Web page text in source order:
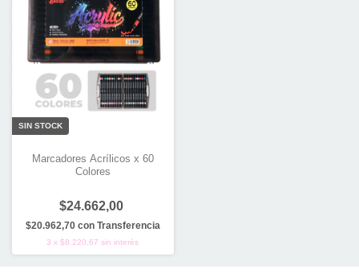
SIN STOCK
Marcadores Acrílicos x 60
Colores
$24.662,00
$20.962,70 con Transferencia
3 x$8.220,67 sin interés